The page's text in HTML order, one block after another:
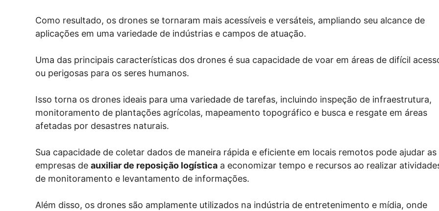
Como resultado, os drones se tornaram mais acessíveis e versáteis, ampliando seu alcance de
aplicações em uma variedade de indústrias e campos de atuação.
Uma das principais características dos drones é sua capacidade de voar em áreas de difícil
ou perigosas para os seres humanos.
Isso torna os drones ideais para uma variedade de tarefas, incluindo inspeção de infraestrutura,
monitoramento de plantações agrícolas, mapeamento topográfico e busca e resgate em áreas
afetadas por desastres naturais.
Sua capacidade de coletar dados de maneira rápida e eficiente em locais remotos pode ajudar as
empresas de auxiliar de reposição logística a economizar tempo e recursos ao realizar
de monitoramento e levantamento de informações.
Além disso, os drones são amplamente utilizados na indústria de entretenimento e mídia, onde